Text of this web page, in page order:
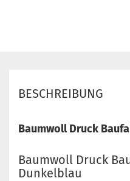
BESCHREIBUNG
Baumwoll Druck
Baumwoll Druck
Dunkelblau